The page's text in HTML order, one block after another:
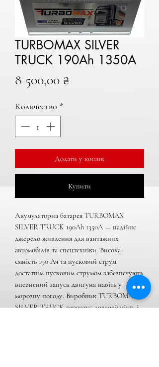
TURBOMAX SILVER
TRUCK 190Ah 1350A
8 500,00 ₴
Количество *
Додати у кошик
Купити
Акумуляторна батарея TURBOMAX
SILVER TRUCK 190Ah 1350A — надійне
джерело живлення для вантажних
автомобілів та спецтехніки. Висока
ємність 190 Ач та пусковий струм
достатнім пусковим струмом забезпечують
впевнений запуск двигуна навіть у
морозну погоду. Виробник TURBOMAX
SILVER TRUCK гарантує довговічність і